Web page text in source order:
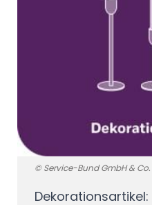
© Service-Bund GmbH & Co.
Dekorationsartikel: